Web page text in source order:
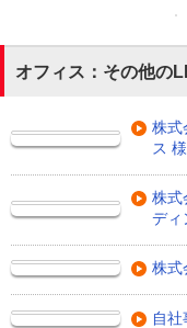
オフィス：その他の
株式
ス 様
株式
ディ
株式
自社